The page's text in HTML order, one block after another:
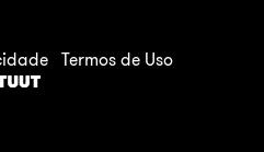
Termos de Uso